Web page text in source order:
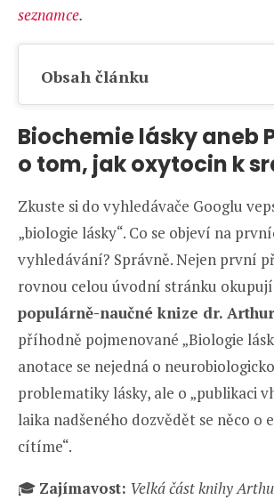
seznamce.
Obsah článku
Biochemie lásky aneb
o tom, jak oxytocin k
Zkuste si do vyhledávače Googlu
„biologie lásky“. Co se objeví na
vyhledávání? Správně. Nejen první
rovnou celou úvodní stránku
populárně-naučné knize dr.
příhodně pojmenované „Biologie
anotace se nejedná o
problematiky lásky, ale o „publikaci
laika nadšeného dozvědět se něco o
cítíme“.
🎓 Zajímavost: Velká část knihy